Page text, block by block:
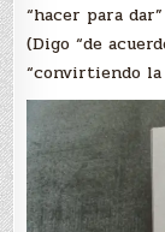
“hacer para
(Digo “de
“convirtiendo la